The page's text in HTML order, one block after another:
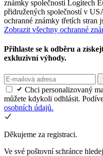
známky společnosti Logitech
přidružených společností v
ochranné známky třetích stran
Zobrazit všechny ochranné
Přihlaste se k odběru a
exkluzivní výhody.
Chci personalizovaný
můžete kdykoli odhlásit.
osobních údajů.
Děkujeme za registraci.
Ve své poštovní schránce